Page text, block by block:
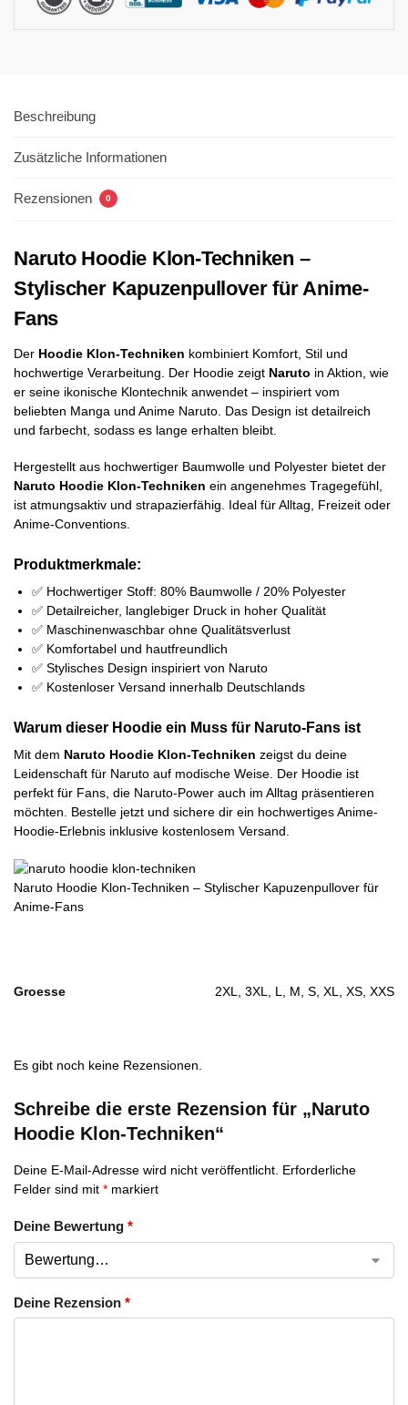
Beschreibung
Zusätzliche Informationen
Rezensionen 0
Naruto Hoodie Klon-Techniken –
Stylischer Kapuzenpullover für Anime-
Fans
Der Hoodie Klon-Techniken kombiniert Komfort, Stil und
hochwertige Verarbeitung. Der Hoodie zeigt Naruto in Aktion, wie
er seine ikonische Klontechnik anwendet – inspiriert vom
beliebten Manga und Anime Naruto. Das Design ist detailreich
und farbecht, sodass es lange erhalten bleibt.
Hergestellt aus hochwertiger Baumwolle und Polyester bietet der
Naruto Hoodie Klon-Techniken ein angenehmes Tragegefühl,
ist atmungsaktiv und strapazierfähig. Ideal für Alltag, Freizeit oder
Anime-Conventions.
Produktmerkmale:
✅ Hochwertiger Stoff: 80% Baumwolle / 20% Polyester
✅ Detailreicher, langlebiger Druck in hoher Qualität
✅ Maschinenwaschbar ohne Qualitätsverlust
✅ Komfortabel und hautfreundlich
✅ Stylisches Design inspiriert von Naruto
✅ Kostenloser Versand innerhalb Deutschlands
Warum dieser Hoodie ein Muss für Naruto-Fans ist
Mit dem Naruto Hoodie Klon-Techniken zeigst du deine
Leidenschaft für Naruto auf modische Weise. Der Hoodie ist
perfekt für Fans, die Naruto-Power auch im Alltag präsentieren
möchten. Bestelle jetzt und sichere dir ein hochwertiges Anime-
Hoodie-Erlebnis inklusive kostenlosem Versand.
Naruto Hoodie Klon-Techniken – Stylischer Kapuzenpullover für
Anime-Fans
Groesse 2XL, 3XL, L, M, S, XL, XS, XXS
Es gibt noch keine Rezensionen.
Schreibe die erste Rezension für „Naruto
Hoodie Klon-Techniken“
Deine E-Mail-Adresse wird nicht veröffentlicht. Erforderliche
Felder sind mit * markiert
Deine Bewertung *
Deine Rezension *